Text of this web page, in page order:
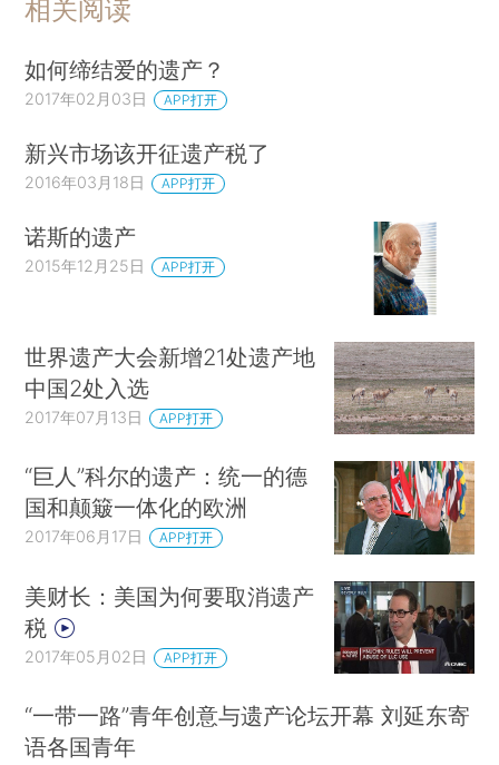
相关阅读
如何缔结爱的遗产？
2017年02月03日 APP打开
新兴市场该开征遗产税了
2016年03月18日 APP打开
诺斯的遗产
2015年12月25日 APP打开
世界遗产大会新增21处遗产地
中国2处入选
2017年07月13日 APP打开
“巨人”科尔的遗产：统一的德
国和颠簸一体化的欧洲
2017年06月17日 APP打开
美财长：美国为何要取消遗产
税
2017年05月02日 APP打开
“一带一路”青年创意与遗产论坛开幕 刘延东寄
语各国青年